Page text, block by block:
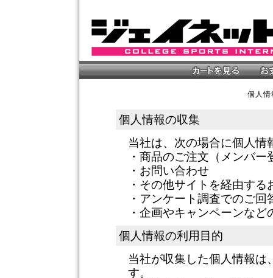
個人情
個人情報の収集
当社は、次の場合に個人情
・商品のご注文（メンバ
・お問い合わせ
・その他サイトを経由す
・アンケート調査でのご回
・企画やキャンペーンなど
個人情報の利用目的
当社が収集した個人情報は
す。